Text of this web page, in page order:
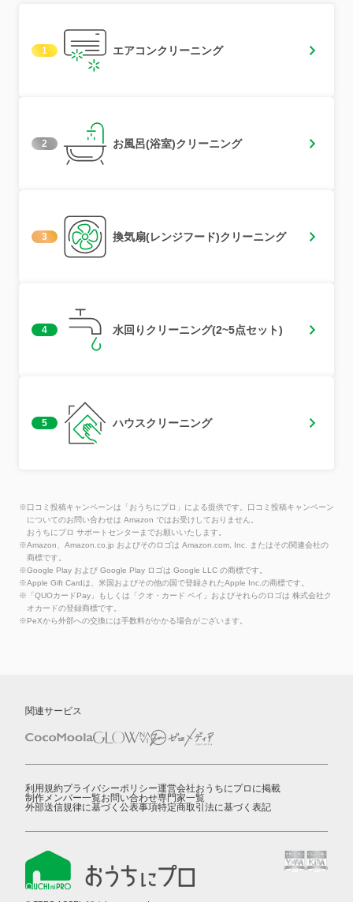
1 エアコンクリーニング
2 お風呂(浴室)クリーニング
3 換気扇(レンジフード)クリーニング
4 水回りクリーニング(2~5点セット)
5 ハウスクリーニング
※口コミ投稿キャンペーンは「おうちにプロ」による提供です。口コミ投稿キャンペーン
についてのお問い合わせは Amazon ではお受けしておりません。
おうちにプロ サポートセンターまでお願いいたします。
※Amazon、Amazon.co.jp およびそのロゴは Amazon.com, Inc. またはその関連会社の
商標です。
※Google Play および Google Play ロゴは Google LLC の商標です。
※Apple Gift Cardは、米国およびその他の国で登録されたApple Inc.の商標です。
※「QUOカードPay」もしくは「クオ・カード ペイ」およびそれらのロゴは 株式会社ク
オカードの登録商標です。
※PeXから外部への交換には手数料がかかる場合がございます。
関連サービス
利用規約プライバシーポリシー運営会社おうちにプロに掲載
制作メンバー一覧お問い合わせ専門家一覧
外部送信規律に基づく公表事項特定商取引法に基づく表記